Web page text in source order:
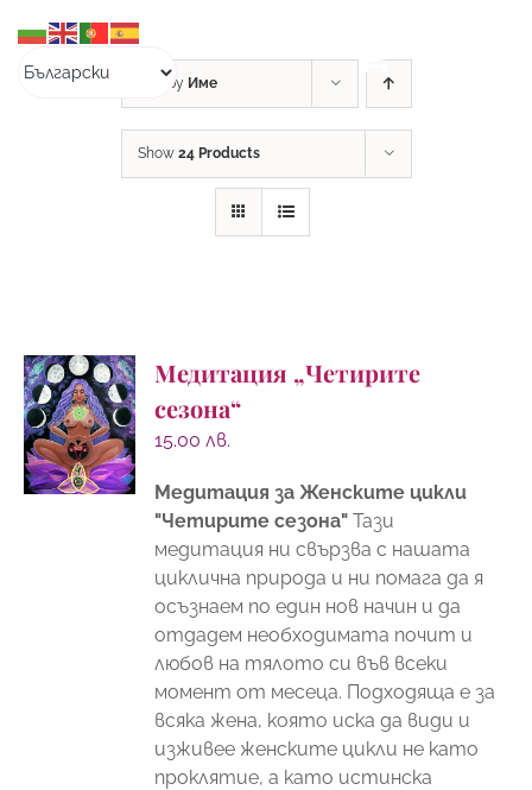
content
Sort by Име
Show 24 Products
Медитация „Четирите
сезона“
15.00лв.
Медитация за Женските цикли
"Четирите сезона" Тази
медитация ни свързва с нашата
циклична природа и ни помага да я
осъзнаем по един нов начин и да
отдадем необходимата почит и
любов на тялото си във всеки
момент от месеца. Подходяща е за
всяка жена, която иска да види и
изживее женските цикли не като
проклятие, а като истинска